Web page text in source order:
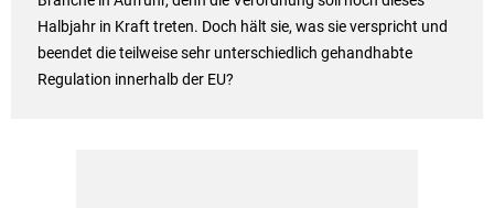
Halbjahr in Kraft treten. Doch hält sie, was sie verspricht und
beendet die teilweise sehr unterschiedlich gehandhabte
Regulation innerhalb der EU?